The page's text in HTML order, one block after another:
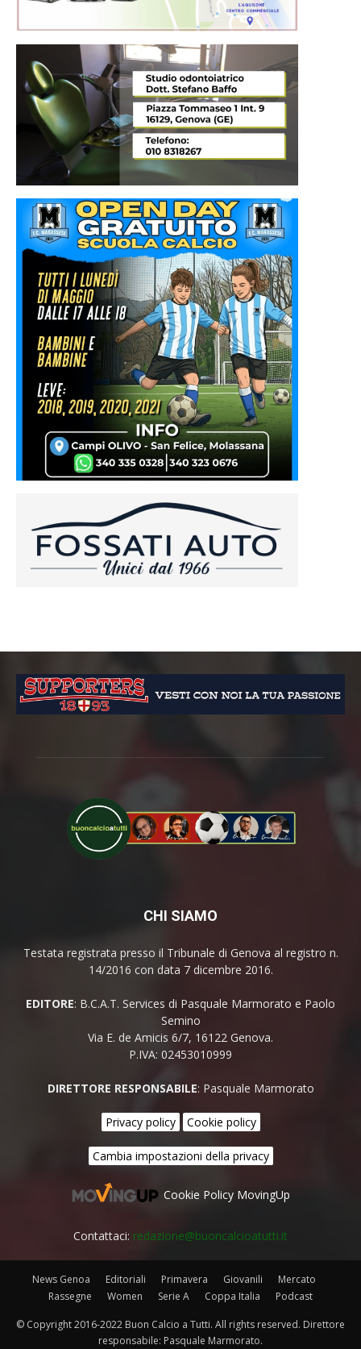
CHI SIAMO
Testata registrata presso il Tribunale di Genova al registro n.
14/2016 con data 7 dicembre 2016.
EDITORE: B.C.A.T. Services di Pasquale Marmorato e Paolo
Semino
Via E. de Amicis 6/7, 16122 Genova.
P.IVA: 02453010999
DIRETTORE RESPONSABILE: Pasquale Marmorato
Privacy policy Cookie policy
Cambia impostazioni della privacy
Cookie Policy MovingUp
Contattaci: redazione@buoncalcioatutti.it
News Genoa Editoriali Primavera Giovanili
Mercato
Rassegne
Women Serie A Coppa Italia Podcast
© Copyright 2016-2022 Buon Calcio a Tutti. All rights reserved. Direttore
responsabile: Pasquale Marmorato.